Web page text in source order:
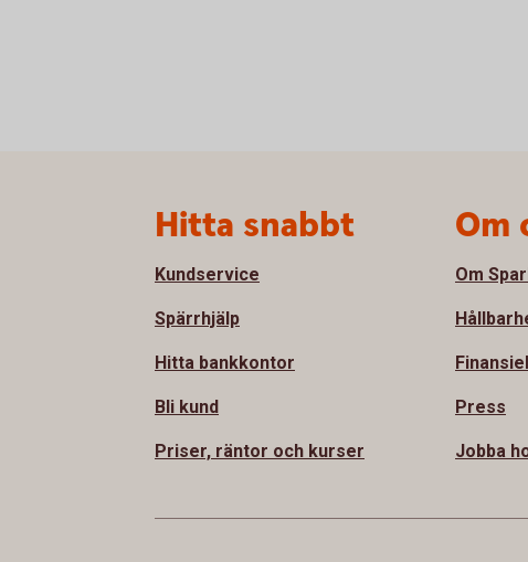
Hitta snabbt
Kundservice
Spärrhjälp
Hitta bankkontor
Bli kund
Priser, räntor och kurser
Om
Om
Press
Jobba